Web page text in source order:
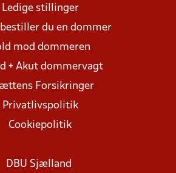
Ledige stillinger
bestiller du en dommer
mod dommeren
+ Akut dommervagt
Forsikringer
Privatlivspolitik
Cookiepolitik
DBU Sjælland